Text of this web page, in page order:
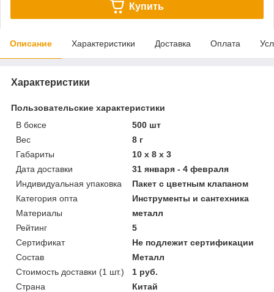
Купить
Описание Характеристики Доставка Оплата
Характеристики
Пользовательские характеристики
В боксе
500 шт
Вес
8 г
Габариты
10 x 8 x 3
Дата доставки
31 января - 4 февраля
Индивидуальная упаковка
Пакет с цветным клапаном
Категория опта
Инструменты и сантехника
Материалы
металл
Рейтинг
5
Сертификат
Не подлежит сертификации
Состав
Металл
Стоимость доставки (1 шт.)
1 руб.
Страна
Китай